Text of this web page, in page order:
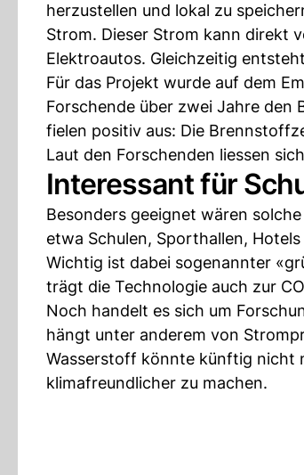
herzustellen und lokal zu
Strom. Dieser Strom kann direkt
Elektroautos. Gleichzeitig
Für das Projekt wurde auf dem
Forschende über zwei Jahre den
fielen positiv aus: Die
Laut den Forschenden liessen
Interessant für
Besonders geeignet wären
etwa Schulen, Sporthallen,
Wichtig ist dabei sogenannter
trägt die Technologie auch zur
Noch handelt es sich um
hängt unter anderem von
Wasserstoff könnte künftig nicht
klimafreundlicher zu machen.